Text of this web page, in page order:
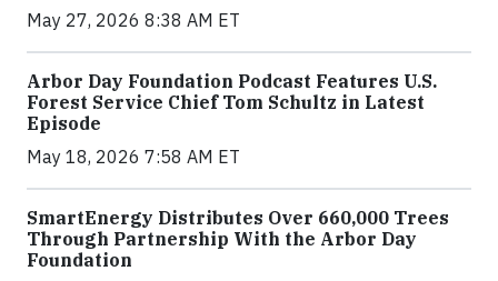
May 27, 2026 8:38 AM ET
Arbor Day Foundation Podcast Features U.S.
Forest Service Chief Tom Schultz in Latest
Episode
May 18, 2026 7:58 AM ET
SmartEnergy Distributes Over 660,000 Trees
Through Partnership With the Arbor Day
Foundation